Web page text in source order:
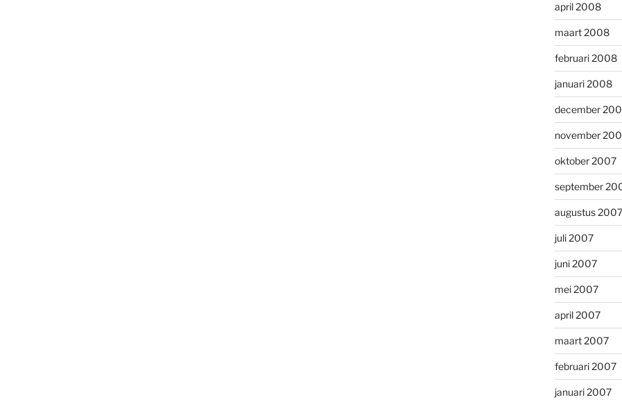
april 2008
maart 2008
februari 2008
januari 2008
december
november
oktober 2007
september
augustus 2007
juli 2007
juni 2007
mei 2007
april 2007
maart 2007
februari 2007
januari 2007